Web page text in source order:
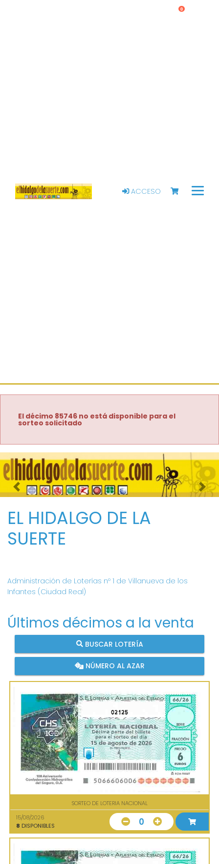
ACCESO
0
El décimo 85746 no está disponible para el
sorteo solicitado
Imagen anterior
EL HIDALGO DE LA
SUERTE
Administración de Loterías nº 1 de Villanueva de los
Infantes (Ciudad Real)
Últimos décimos a la venta
BUSCAR LOTERÍA
NÚMERO AL AZAR
02125
SORTEO DE LOTERIA NACIONAL
15/08/2026
8 DISPONIBLES 0